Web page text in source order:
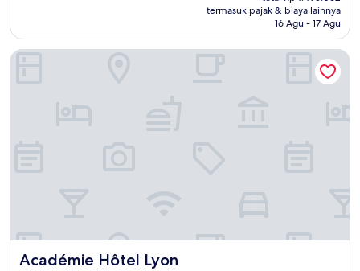
Rp3.937.220
termasuk pajak & biaya lainnya
16 Agu - 17 Agu
Académie Hôtel Lyon
Académie Hôtel Lyon
Académie Hôtel Lyon